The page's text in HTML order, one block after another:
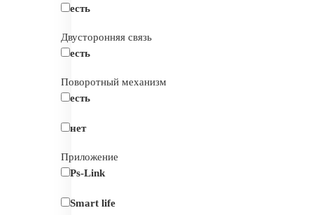
есть
Двусторонняя связь
есть
Поворотный механизм
есть
нет
Приложение
Ps-Link
Smart life